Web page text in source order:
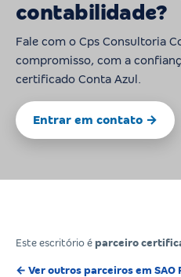
contabilidade?
Fale com o Cps Consultoria
compromisso, com a
certificado Conta Azul.
Entrar em contato →
Este escritório é parceiro
← Ver outros parceiros em SAO